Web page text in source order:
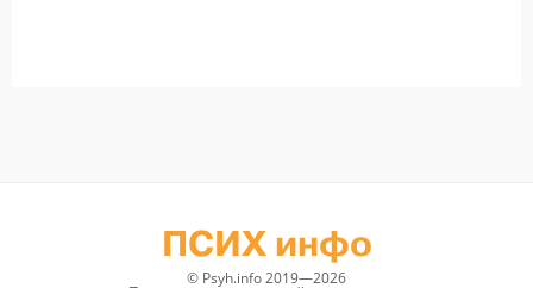
ПСИХ инфо
© Psyh.info 2019—2026